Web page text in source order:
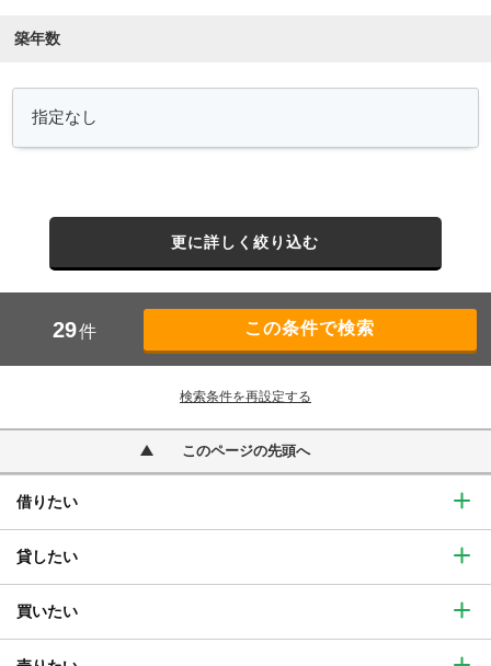
築年数
更に詳しく絞り込む
29件
検索条件を再設定する
このページの先頭へ
借りたい
貸したい
買いたい